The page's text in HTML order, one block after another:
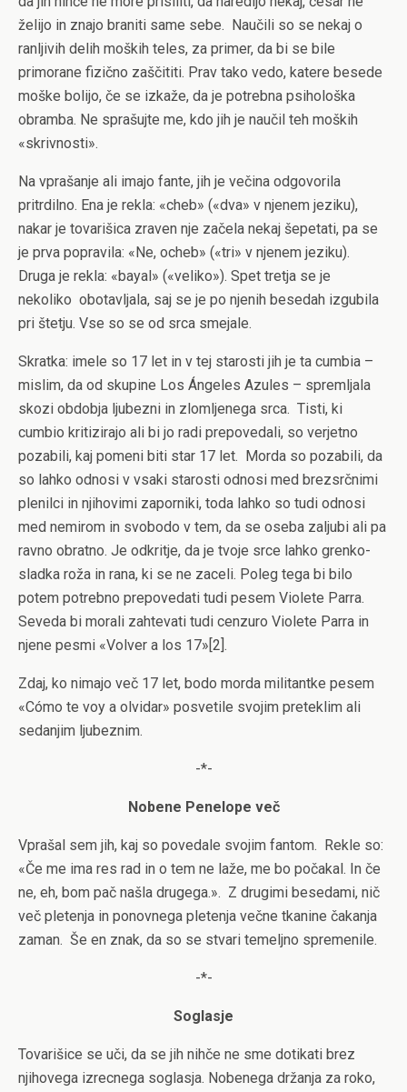
želijo in znajo braniti same sebe. Naučili so se nekaj o
ranljivih delih moških teles, za primer, da bi se bile
primorane fizično zaščititi. Prav tako vedo, katere besede
moške bolijo, če se izkaže, da je potrebna psihološka
obramba. Ne sprašujte me, kdo jih je naučil teh moških
«skrivnosti».
Na vprašanje ali imajo fante, jih je večina odgovorila
pritrdilno. Ena je rekla: «cheb» («dva» v njenem jeziku),
nakar je tovarišica zraven nje začela nekaj šepetati, pa se
je prva popravila: «Ne, ocheb» («tri» v njenem jeziku).
Druga je rekla: «bayal» («veliko»). Spet tretja se je
nekoliko obotavljala, saj se je po njenih besedah izgubila
pri štetju. Vse so se od srca smejale.
Skratka: imele so 17 let in v tej starosti jih je ta cumbia –
mislim, da od skupine Los Ángeles Azules – spremljala
skozi obdobja ljubezni in zlomljenega srca. Tisti, ki
cumbio kritizirajo ali bi jo radi prepovedali, so verjetno
pozabili, kaj pomeni biti star 17 let. Morda so pozabili, da
so lahko odnosi v vsaki starosti odnosi med brezsrčnimi
plenilci in njihovimi zaporniki, toda lahko so tudi odnosi
med nemirom in svobodo v tem, da se oseba zaljubi ali pa
ravno obratno. Je odkritje, da je tvoje srce lahko grenko-
sladka roža in rana, ki se ne zaceli. Poleg tega bi bilo
potem potrebno prepovedati tudi pesem Violete Parra.
Seveda bi morali zahtevati tudi cenzuro Violete Parra in
njene pesmi «Volver a los 17»[2].
Zdaj, ko nimajo več 17 let, bodo morda militantke pesem
«Cómo te voy a olvidar» posvetile svojim preteklim ali
sedanjim ljubeznim.
-*-
Nobene Penelope več
Vprašal sem jih, kaj so povedale svojim fantom. Rekle so:
«Če me ima res rad in o tem ne laže, me bo počakal. In če
ne, eh, bom pač našla drugega.». Z drugimi besedami, nič
več pletenja in ponovnega pletenja večne tkanine čakanja
zaman. Še en znak, da so se stvari temeljno spremenile.
-*-
Soglasje
Tovarišice se uči, da se jih nihče ne sme dotikati brez
njihovega izrecnega soglasja. Nobenega držanja za roko,